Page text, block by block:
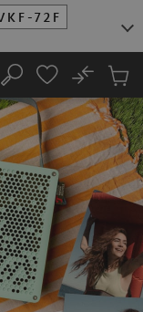
50% de réduction sur
Rechercher
No
du
panier